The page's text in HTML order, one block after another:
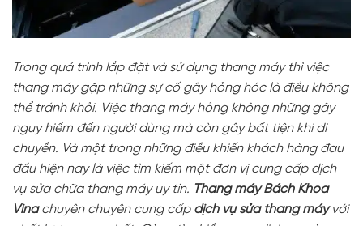
Trong quá trình lắp đặt và sử dụng thang máy thì việc
thang máy gặp những sự cố gây hỏng hóc là điều không
thể tránh khỏi. Việc thang máy hỏng không những gây
nguy hiểm đến người dùng mà còn gây bất tiện khi di
chuyển. Và một trong những điều khiến khách hàng đau
đầu hiện nay là việc tìm kiếm một đơn vị cung cấp dịch
vụ sửa chữa thang máy uy tín. Thang máy Bách Khoa
Vinachuyên chuyên cung cấp dịch vụ sửa thang máyvới